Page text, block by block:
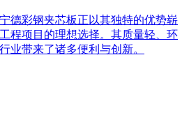
德彩钢夹芯板正以其独特的优势崭
程项目的理想选择。其质量轻、环
业带来了诸多便利与创新。